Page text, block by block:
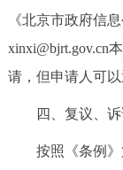
《北京市政府信
xinxi@bjrt.gov.cn
请，但申请人可
四、复议、诉
按照《条例》